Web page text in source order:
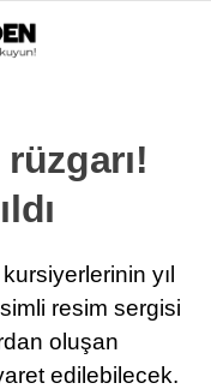
yıl
resim sergisi
oluşan
edilebilecek.